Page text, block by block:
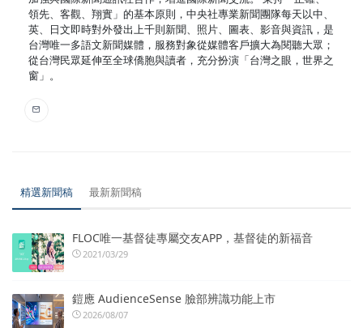
領先、客觀、翔實」的基本原則，中央社專業新聞團隊每天以中、
英、日文即時對外發出上千則新聞、照片、圖表、影音與資訊，是
台灣唯一多語文新聞媒體，服務對象從媒體客戶擴大為閱聽大眾；
從台灣民眾延伸至全球僑胞與讀者，充分扮演「台灣之眼，世界之
窗」。
精選新聞稿 最新新聞稿
FLOC唯一基督徒專屬交友APP，基督徒的新福音
2021/03/29
鎧應 AudienceSense 臉部辨識功能上市
2026/08/07